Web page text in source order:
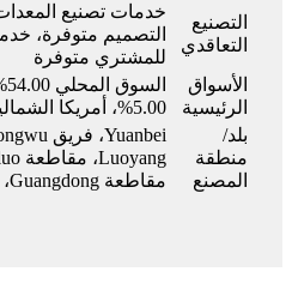
التصنيع
التعاقدي
خدمات تصنيع
التصميم متوفرة،
للمشتري متوفرة
الأسواق
الرئيسية
5.00%، أمريكا الشمالية 5.00%
بلد/
منطقة
المصنع
مقاطعة Guangdong، الصين